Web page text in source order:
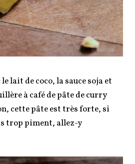
lait de coco, la sauce soja et
à café de pâte de curry
cette pâte est très forte, si
trop piment, allez-y